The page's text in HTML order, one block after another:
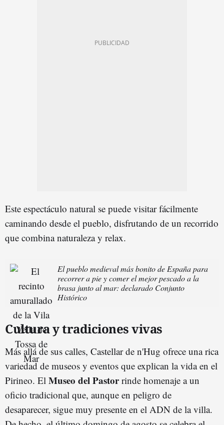
Este espectáculo natural se puede visitar fácilmente
caminando desde el pueblo, disfrutando de un recorrido
que combina naturaleza y relax.
El pueblo medieval más bonito de España para
recorrer a pie y comer el mejor pescado a la
brasa junto al mar: declarado Conjunto
Histórico
Cultura y tradiciones vivas
Más allá de sus calles, Castellar de n'Hug ofrece una rica
variedad de museos y eventos que explican la vida en el
Pirineo. El Museo del Pastorrinde homenaje a un
oficio tradicional que, aunque en peligro de
desaparecer, sigue muy presente en el ADN de la villa.